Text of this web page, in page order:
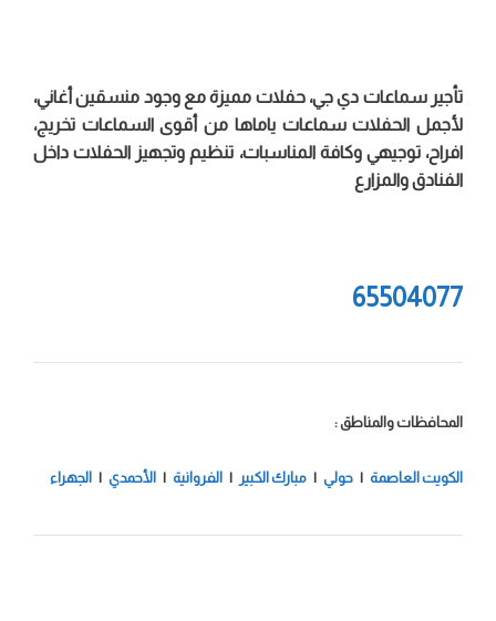
تأجير سماعات دي جي، حفلات مميزة مع وجود منسقين أغاني،
لأجمل الحفلات سماعات ياماها من أقوى السماعات تخريج،
افراح، توجيهي وكافة المناسبات، تنظيم وتجهيز الحفلات داخل
الفنادق والمزارع
65504077
المحافظات والمناطق :
الكويت العاصمة | حولي | مبارك الكبير | الفروانية | الأحمدي | الجهراء